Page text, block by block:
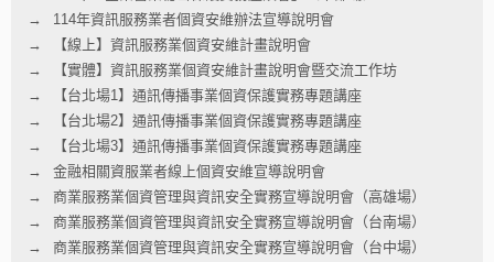
114年資訊服務業者個資安維辦法宣導說明會
【線上】資訊服務業個資安維計畫說明會
【實體】資訊服務業個資安維計畫說明會暨交流工作坊
【台北場1】通訊傳播事業個資保護實務專題講座
【台北場2】通訊傳播事業個資保護實務專題講座
【台北場3】通訊傳播事業個資保護實務專題講座
金融相關資服業者線上個資安維宣導說明會
商業服務業個資管理與資訊安全實務宣導說明會（高雄場）
商業服務業個資管理與資訊安全實務宣導說明會（台南場）
商業服務業個資管理與資訊安全實務宣導說明會（台中場）